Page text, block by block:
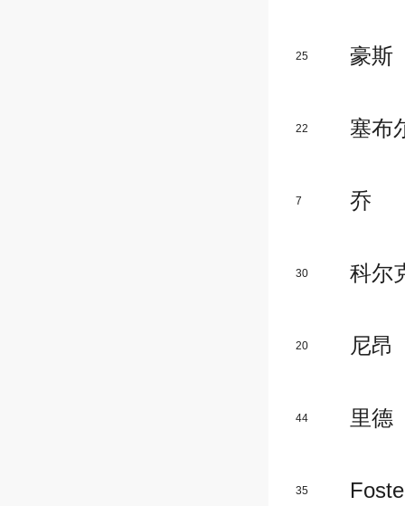
25 豪斯
22 塞布
7 乔
30 科尔
20 尼昂
44 里德
35